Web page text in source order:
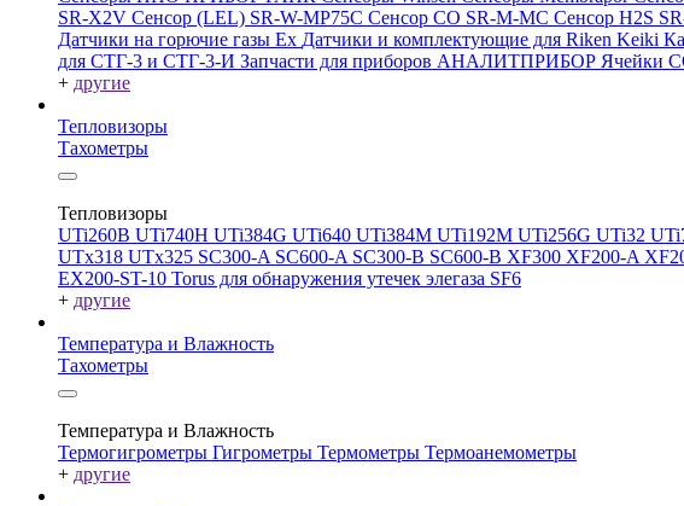
SR-X2V Сенсор (LEL) SR-W-MP75C Сенсор CO SR-M-MC Сенсор H2S
Датчики на горючие газы Ex Датчики и комплектующие для Riken Keiki
для СТГ-3 и СТГ-3-И Запчасти для приборов АНАЛИТПРИБОР Ячейки
+ другие
Тепловизоры
Тахометры
Тепловизоры
UTi260В UTi740H UTi384G UTi640 UTi384M UTi192M UTi256G UTi32
UTx318 UTx325 SC300-A SC600-A SC300-B SC600-B XF300 XF200-A
EX200-ST-10 Torus для обнаружения утечек элегаза SF6
+ другие
Температура и Влажность
Тахометры
Температура и Влажность
Термогигрометры Гигрометры Термометры Термоанемометры
+ другие